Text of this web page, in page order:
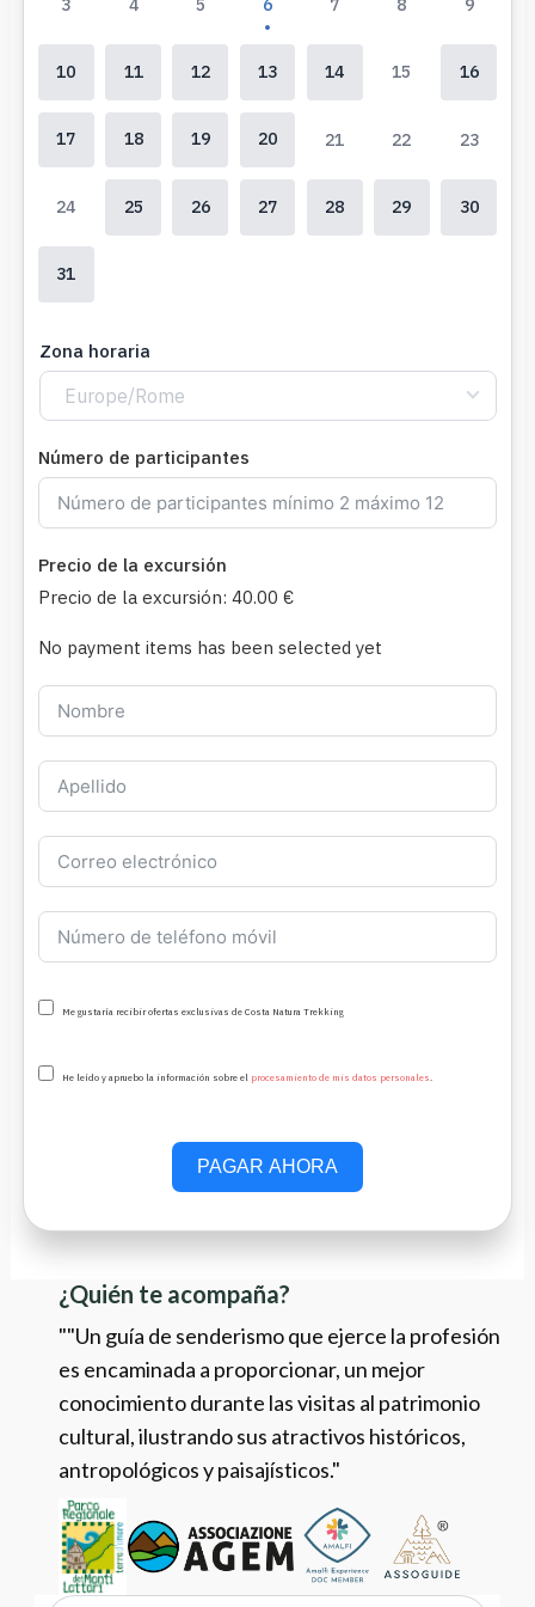
3 4 5 6 7 8 9
10 11 12 13 14 15 16
17 18 19 20 21 22 23
24 25 26 27 28 29 30
31
Zona horaria
Europe/Rome
Número de participantes
Precio de la excursión
Precio de la excursión: 40.00 €
No payment items has been selected yet
Me gustaría recibir ofertas exclusivas de Costa Natura Trekking
He leído y apruebo la información sobre el procesamiento de mis datos personales
PAGAR AHORA
¿Quién te acompaña?
""Un guía de senderismo que ejerce la profesión
es encaminada a proporcionar, un mejor
conocimiento durante las visitas al patrimonio
cultural, ilustrando sus atractivos históricos,
antropológicos y paisajísticos."